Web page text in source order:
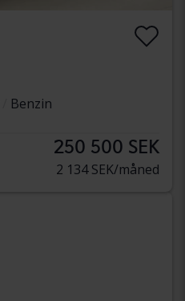
Benzin
250 500 SEK
2 134 SEK/måned